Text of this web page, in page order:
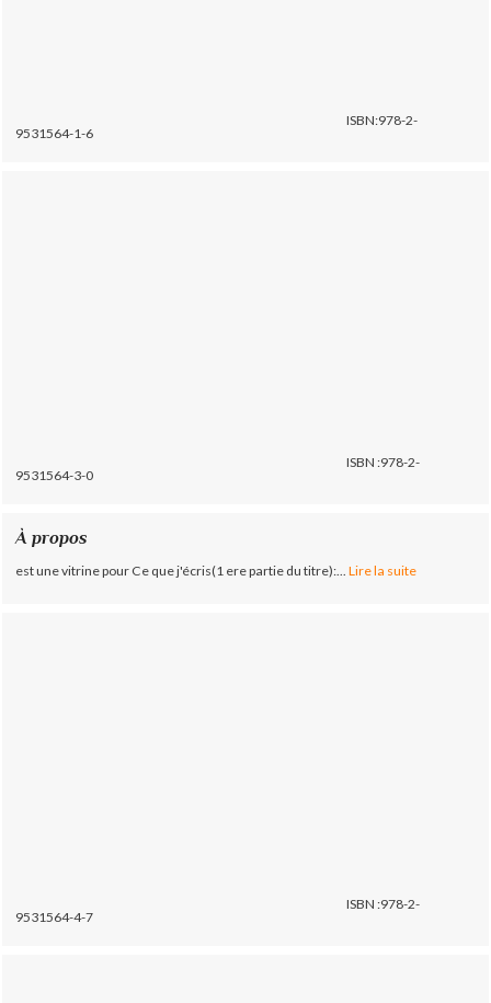
ISBN:978-2-
9531564-1-6
ISBN :978-2-
9531564-3-0
À propos
est une vitrine pour Ce que j'écris(1 ere partie du titre):... Lire la suite
ISBN :978-2-
9531564-4-7